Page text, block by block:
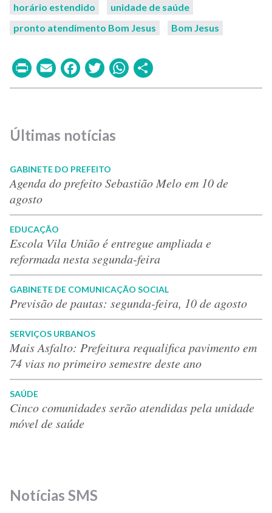
horário estendido
unidade de saúde
pronto atendimento Bom Jesus
Bom Jesus
PrintEmailFacebook
TwitterWhatsApp
Últimas notícias
GABINETE DO PREFEITO
Agenda do prefeito Sebastião Melo em 10 de
agosto
EDUCAÇÃO
Escola Vila União é entregue ampliada e
reformada nesta segunda-feira
GABINETE DE COMUNICAÇÃO SOCIAL
Previsão de pautas: segunda-feira, 10 de agosto
SERVIÇOS URBANOS
Mais Asfalto: Prefeitura requalifica pavimento em
74 vias no primeiro semestre deste ano
SAÚDE
Cinco comunidades serão atendidas pela unidade
móvel de saúde
Notícias SMS